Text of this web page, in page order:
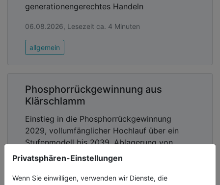
Privatsphären-Einstellungen
Wenn Sie einwilligen, verwenden wir Dienste, die
generationengerechtes Handeln
06.08.2026, Lesezeit ca. 4 Minuten
allgemein
Phosphorrückgewinnung aus
Klärschlamm
Einstieg in die Phosphorrückgewinnung
2029, vollumfänglicher Hochlauf über ein
Stufenmodell bis 2039, Ablagerung von
Aschen als nationale Phosphorreserve,
Schaf[...]